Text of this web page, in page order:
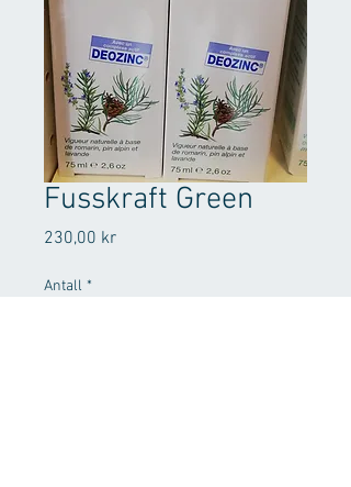
Fusskraft Green
230,00 krPris
Antall *